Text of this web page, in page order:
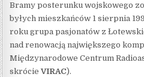
Bramy posterunku wojskowego
byłych mieszkańców 1 sierpnia
roku grupa pasjonatów z
nad renowacją największego
Międzynarodowe Centrum
skrócieVIRAC).